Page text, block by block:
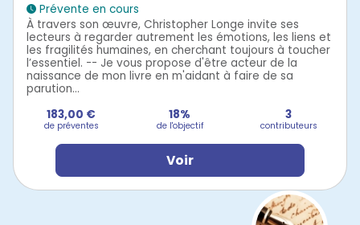
Prévente en cours
À travers son œuvre, Christopher Longe invite ses
lecteurs à regarder autrement les émotions, les liens et
les fragilités humaines, en cherchant toujours à toucher
l’essentiel. -- Je vous propose d'être acteur de la
naissance de mon livre en m'aidant à faire de sa
parution...
183,00 €
de préventes
18%
de l'objectif
3
contributeurs
Voir